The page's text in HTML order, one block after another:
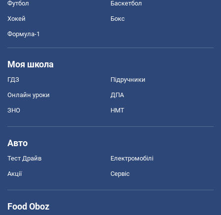
Футбол Баскетбол
Хокей Бокс
Формула-1
Моя школа
ГДЗ Підручники
Онлайн уроки ДПА
ЗНО НМТ
Авто
Тест Драйв Електромобілі
Акції Сервіс
Food Oboz